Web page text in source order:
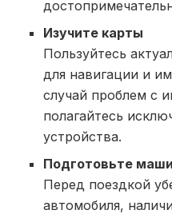
Изучите карты
Пользуйтесь
для навигации и
случай проблем с
полагайтесь
устройства.
Подготовьте
Перед поездкой
автомобиля,